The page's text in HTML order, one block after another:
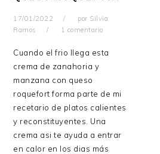
17/01/2022 por Silvia
Ramos
1 comentario
Cuando el frio llega esta
crema de zanahoria y
manzana con queso
roquefort forma parte de mi
recetario de platos calientes
y reconstituyentes. Una
crema asi te ayuda a entrar
en calor en los dias más